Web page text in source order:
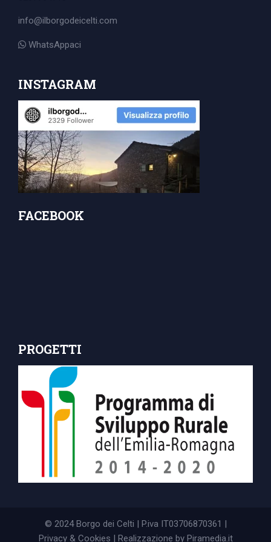
info@ilborgodeicelti.com
WhatsAppaci
INSTAGRAM
FACEBOOK
PROGETTI
© 2024 Borgo dei Celti | P.iva IT03706870361 |
Privacy & Cookies | Realizzazione by Piramedia.it